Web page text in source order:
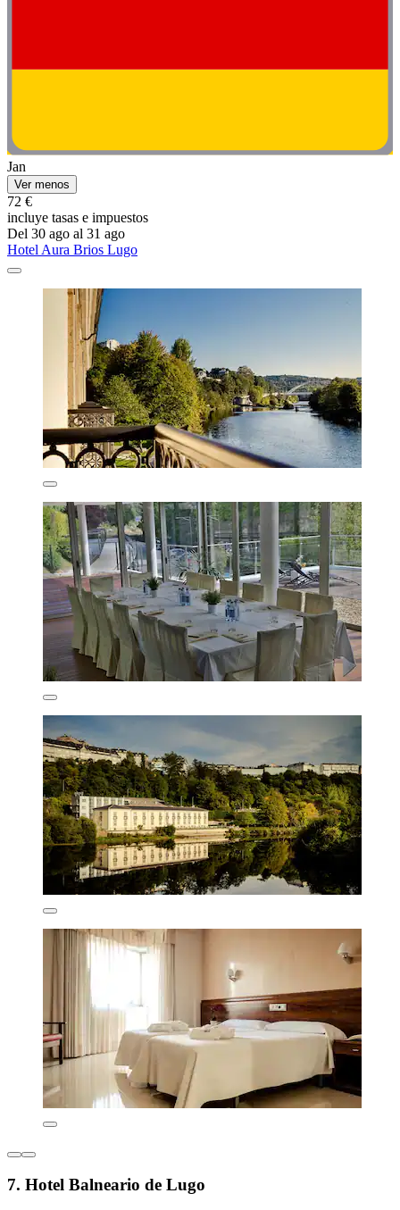
Jan
Ver menos
72 €
incluye tasas e impuestos
Del 30 ago al 31 ago
Hotel Aura Brios Lugo
7. Hotel Balneario de Lugo